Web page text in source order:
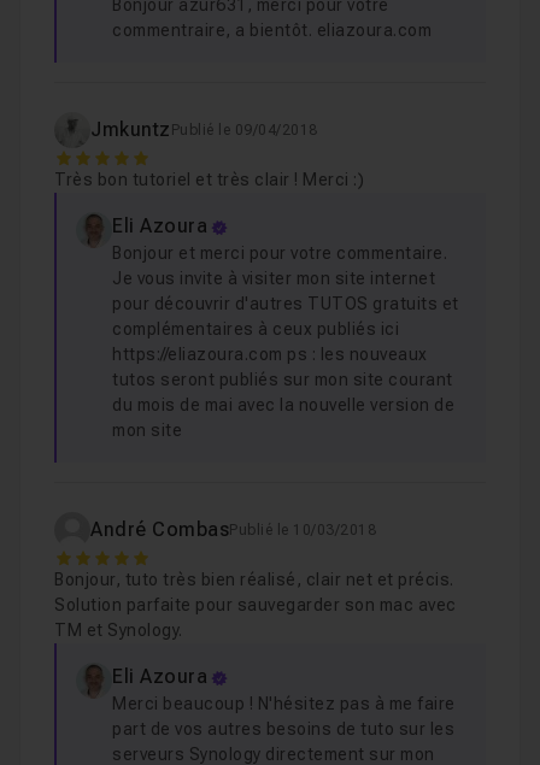
ponctuellement un disque dur sur votre mac. Ceux qui
procèdent de cette façon, savent que ça n’est pas une
pense pas à brancher tel ou tel disque. S’ajoute à cela la
confusion possible entre les différents volumes et entre
les mac, etc.
Il existe bien une solution signée Apple : Time Capsule.
Mais, à qualité égale, elle est plus chère et moins
l'utilisation de Time Machine sur un serveur
permettra, sans aucun doute, de
Je reste à votre disposition via
d'entraidepour répondre à vos questions.
Bonjour azur631, merci pour votre
commentraire, a bientôt. eliazoura.com
Jmkuntz Publié le 09/04/2018
5
Très bon tutoriel et très clair ! Merci :)
Eli Azoura
Bonjour et merci pour votre commentaire.
Je vous invite à visiter mon site internet
pour découvrir d'autres TUTOS gratuits et
complémentaires à ceux publiés ici
https://eliazoura.com ps : les nouveaux
tutos seront publiés sur mon site courant
du mois de mai avec la nouvelle version de
mon site
André CombasPublié le 10/03/2018
5
Bonjour, tuto très bien réalisé, clair net et précis.
Solution parfaite pour sauvegarder son mac avec
TM et Synology.
Eli Azoura
Merci beaucoup ! N'hésitez pas à me faire
part de vos autres besoins de tuto sur les
serveurs Synology directement sur mon